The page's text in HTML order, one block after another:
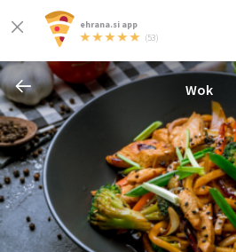
ehrana.si app
(53)
Wok